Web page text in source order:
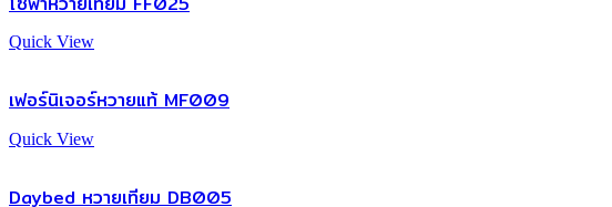
Quick View
เฟอร์นิเจอร์หวายแท้ MF009
Quick View
Daybed หวายเทียม DB005